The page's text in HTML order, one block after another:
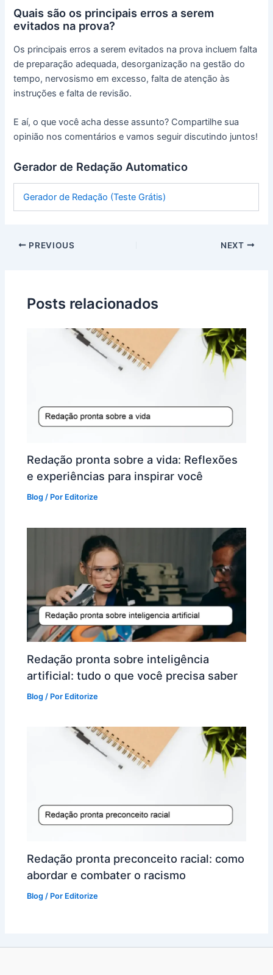
Quais são os principais erros a serem
evitados na prova?
Os principais erros a serem evitados na prova incluem falta
de preparação adequada, desorganização na gestão do
tempo, nervosismo em excesso, falta de atenção às
instruções e falta de revisão.
E aí, o que você acha desse assunto? Compartilhe sua
opinião nos comentários e vamos seguir discutindo juntos!
Gerador de Redação Automatico
Gerador de Redação (Teste Grátis)
PREVIOUS NEXT
Posts relacionados
Redação pronta sobre a vida: Reflexões
e experiências para inspirar você
Blog / Por Editorize
Redação pronta sobre inteligência
artificial: tudo o que você precisa saber
Blog / Por Editorize
Redação pronta preconceito racial: como
abordar e combater o racismo
Blog / Por Editorize